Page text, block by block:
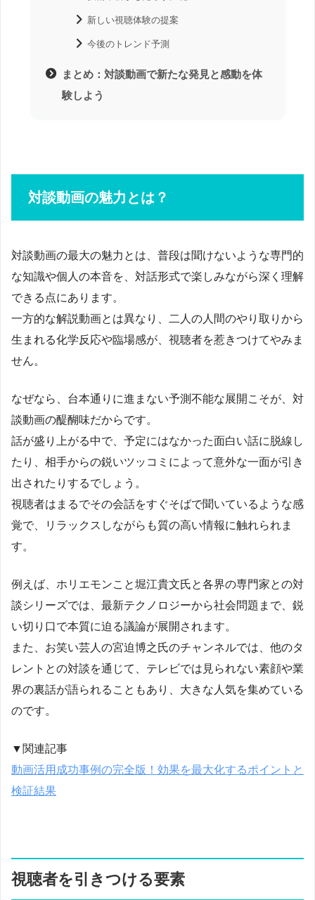
新しい視聴体験の提案
今後のトレンド予測
まとめ：対談動画で新たな発見と感動を体
験しよう
対談動画の魅力とは？
対談動画の最大の魅力とは、普段は聞けないような専門的
な知識や個人の本音を、対話形式で楽しみながら深く理解
できる点にあります。
一方的な解説動画とは異なり、二人の人間のやり取りから
生まれる化学反応や臨場感が、視聴者を惹きつけてやみま
せん。
なぜなら、台本通りに進まない予測不能な展開こそが、対
談動画の醍醐味だからです。
話が盛り上がる中で、予定にはなかった面白い話に脱線し
たり、相手からの鋭いツッコミによって意外な一面が引き
出されたりするでしょう。
視聴者はまるでその会話をすぐそばで聞いているような感
覚で、リラックスしながらも質の高い情報に触れられま
す。
例えば、ホリエモンこと堀江貴文氏と各界の専門家との対
談シリーズでは、最新テクノロジーから社会問題まで、鋭
い切り口で本質に迫る議論が展開されます。
また、お笑い芸人の宮迫博之氏のチャンネルでは、他のタ
レントとの対談を通じて、テレビでは見られない素顔や業
界の裏話が語られることもあり、大きな人気を集めている
のです。
▼関連記事
動画活用成功事例の完全版！効果を最大化するポイントと
検証結果
視聴者を引きつける要素